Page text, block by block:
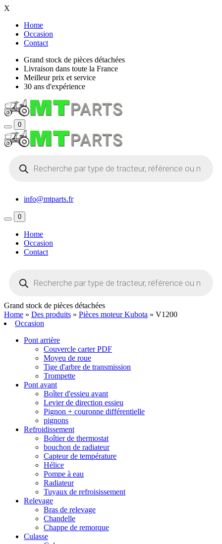
X
Home
Occasion
Contact
Grand stock de pièces détachées
Livraison dans toute la France
Meilleur prix et service
30 ans d'expérience
0
produits
info@mtparts.fr
0
Home
Occasion
Contact
produits
Grand stock de pièces détachées
Home » Des produits » Pièces moteur Kubota » V1200
Occasion
Pont arrière
Couvercle carter PDF
Moyeu de roue
Tige d'arbre de transmission
Trompette
Pont avant
Boîter d'essieu avant
Levier de direction essieu
Pignon + couronne différentielle
pignons
Refroidissement
Boîtier de thermostat
bouchon de radiateur
Capteur de température
Hélice
Pompe à eau
Radiateur
Tuyaux de refroisissement
Relevage
Bras de relevage
Chandelle
Chappe de remorque
Culasse